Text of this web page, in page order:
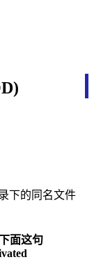
下的同名文件
面这句